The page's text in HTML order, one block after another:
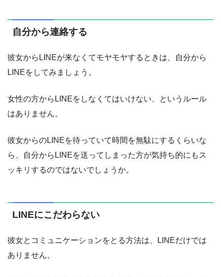
自分から連絡する
彼女からLINEが来なくてモヤモヤするときは、自分から
LINEをしてみましょう。
女性の方からLINEをしなくてはいけない、というルール
はありません。
彼女からのLINEを待っていて時間を無駄にするくらいな
ら、自分からLINEを送ってしまった方が気持ち的にもス
ッキリするのではないでしょうか。
LINEにこだわらない
彼女とコミュニケーションをとる方法は、LINEだけでは
ありません。